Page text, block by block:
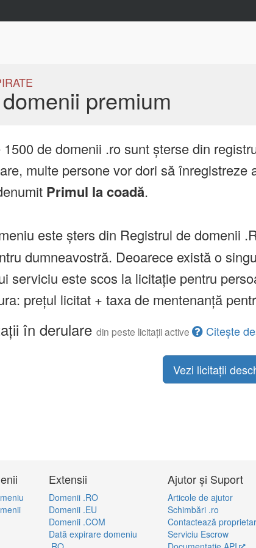
premium
de domenii .ro sunt șterse din
multe persone vor dori să
Primul la coadă.
este șters din Registrul de domenii
dumneavostră. Deoarece există o
serviciu este scos la licitație pentru
prețul licitat + taxa de mentenanță
în derulare din peste licitații active Citește
Vezi licitații
Extensii
Domenii .RO
Domenii .EU
Domenii .COM
Dată expirare domeniu
Ajutor și Suport
Articole de ajutor
Schimbări .ro
Contactează proprietar
Serviciu Escrow